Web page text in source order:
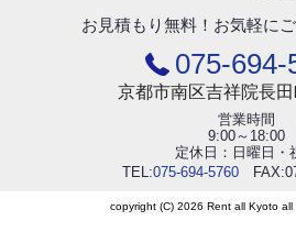
お見積もり無料！ お気軽に
075-694-
京都市南区吉祥院長
営業時間
9:00～18:00
定休日：日曜日・
TEL:075-694-5760
copyright (C) 2026 Rent all Kyoto all